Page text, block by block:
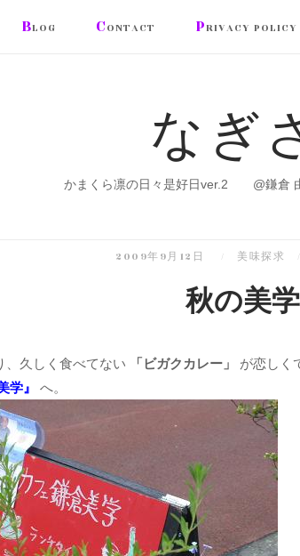
BLOG CONTACT PRIVACY POLICY
なぎ
かまくら凛の日々是好日ver.2 @鎌倉
2009年9月12日 美味探求
秋の美学
、久しく食べてない 「ビガクカレー」
が恋しく
学』 へ。